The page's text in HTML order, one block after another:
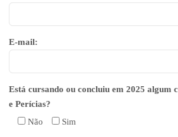
E-mail:
Está cursando ou concluiu em 2025 algum
e Perícias?
Não
Sim